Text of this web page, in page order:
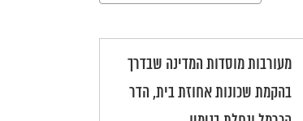
מעורבות מוסדות המדינה שבדרך
בהקמת שכונות אחוזת בית, הדר